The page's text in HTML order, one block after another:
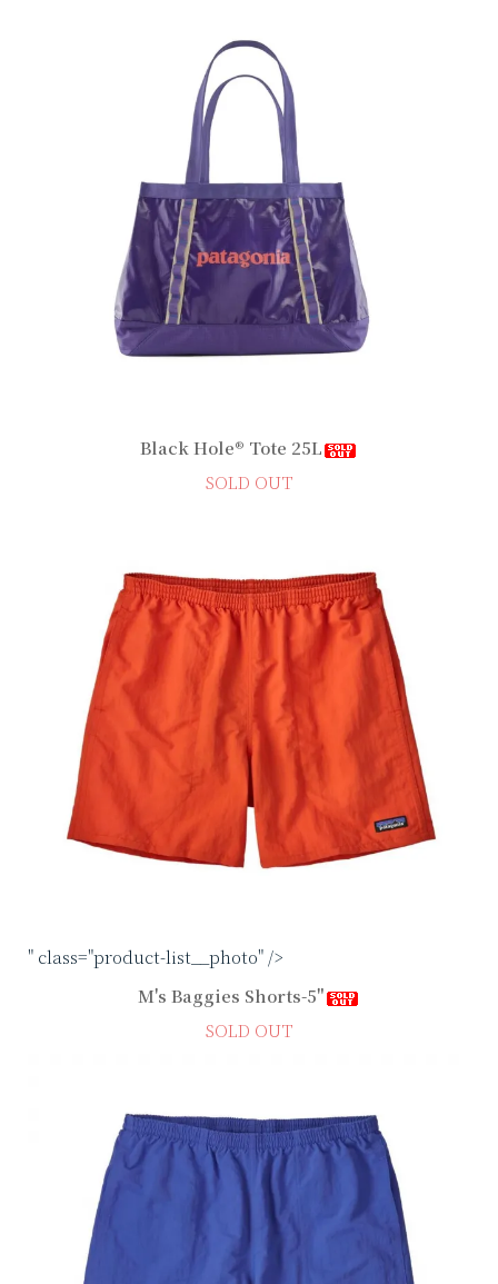
Black Hole® Tote 25L
SOLD OUT
" class="product-list__photo" />
M's Baggies Shorts-5"
SOLD OUT